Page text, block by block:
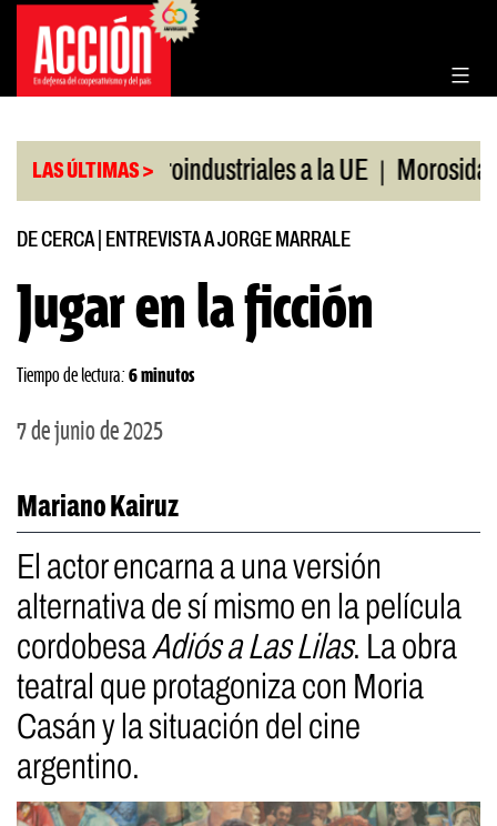
Saltar
contenido
LAS ÚLTIMAS >
agroindustriales a la UE | Morosidad en
DE CERCA| ENTREVISTA A JORGE MARRALE
Jugar en la ficción
Tiempo de lectura: 6 minutos
7 de junio de 2025
Mariano Kairuz
El actor encarna a una versión
alternativa de sí mismo en la película
cordobesaAdiós a Las Lilas. La obra
teatral que protagoniza con Moria
Casán y la situación del cine
argentino.